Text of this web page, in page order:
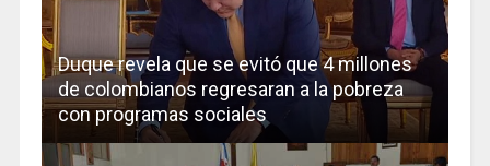
Duque revela que se evitó que 4 millones
de colombianos regresaran a la pobreza
con programas sociales